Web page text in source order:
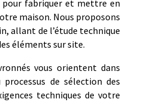
pour fabriquer et mettre en
maison. Nous proposons
allant de l’étude technique
éléments sur site.
vous orientent dans
de sélection des
techniques de votre